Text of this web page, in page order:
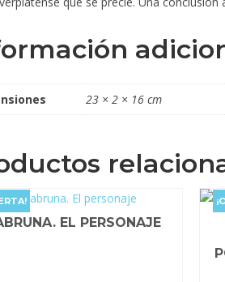
23 × 2 × 16 cm
EL PERSONAJE